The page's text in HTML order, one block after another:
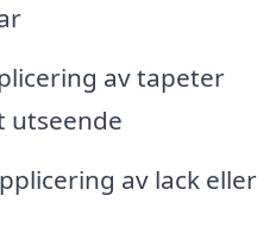
av tapeter
utseende
av lack eller